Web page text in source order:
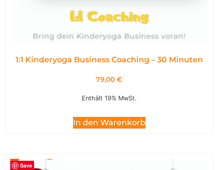
1:1 Kinderyoga Business Coaching – 30 Minuten
79,00 €
Enthält 19% MwSt.
In den Warenkorb
Save